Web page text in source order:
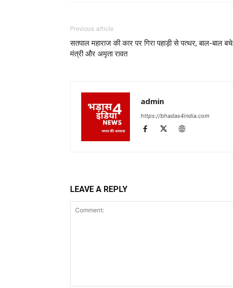
Previous article
सतपाल महाराज की कार पर गिरा पहाड़ी से पत्थर, बाल-बाल बचे
मंत्री और अमृता रावत
admin
https://bhadas4india.com
LEAVE A REPLY